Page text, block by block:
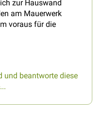
zur Hauswand
am Mauerwerk
voraus für die
und beantworte diese